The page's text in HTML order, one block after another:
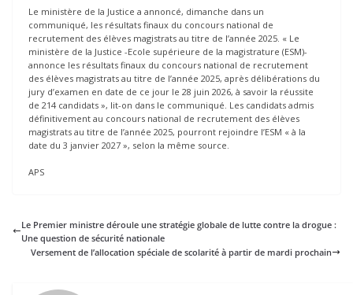
Le ministère de la Justice a annoncé, dimanche dans un
communiqué, les résultats finaux du concours national de
recrutement des élèves magistrats au titre de l’année 2025. « Le
ministère de la Justice -Ecole supérieure de la magistrature (ESM)-
annonce les résultats finaux du concours national de recrutement
des élèves magistrats au titre de l’année 2025, après délibérations du
jury d’examen en date de ce jour le 28 juin 2026, à savoir la réussite
de 214 candidats », lit-on dans le communiqué. Les candidats admis
définitivement au concours national de recrutement des élèves
magistrats au titre de l’année 2025, pourront rejoindre l’ESM « à la
date du 3 janvier 2027 », selon la même source.
APS
Le Premier ministre déroule une stratégie globale de lutte contre la drogue :
Une question de sécurité nationale
Versement de l’allocation spéciale de scolarité à partir de mardi prochain